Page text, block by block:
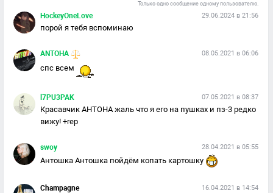
Только одно сообщение одному пользователю.
HockeyOneLove 29.06.2024 в 21:56
порой я тебя вспоминаю
ANTOHA 08.05.2021 в 06:06
спс всем
l7PU3PAK 07.05.2021 в 08:37
Красавчик АНТОНА жаль что я его на пушках и пз-3 редко
вижу! +rep
swoy 28.04.2021 в 05:55
Антошка Антошка пойдём копать картошку
Champagne 16.04.2021 в 14:54